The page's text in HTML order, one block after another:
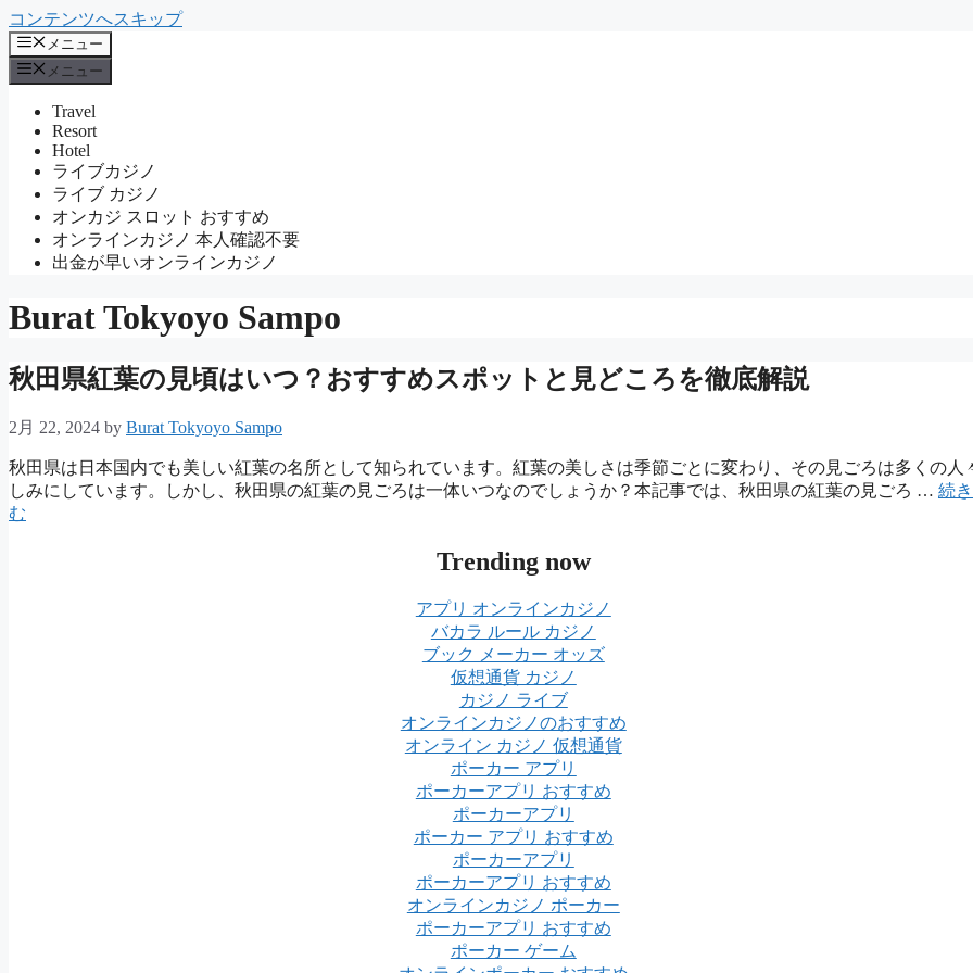
コンテンツへスキップ
メニュー
メニュー
Travel
Resort
Hotel
ライブカジノ
ライブ カジノ
オンカジ スロット おすすめ
オンラインカジノ 本人確認不要
出金が早いオンラインカジノ
Burat Tokyoyo Sampo
秋田県紅葉の見頃はいつ？おすすめスポットと見どころを徹底解説
2月 22, 2024 by Burat Tokyoyo Sampo
秋田県は日本国内でも美しい紅葉の名所として知られています。紅葉の美しさは季節ごとに変わり、その見ごろは多くの人
しみにしています。しかし、秋田県の紅葉の見ごろは一体いつなのでしょうか？本記事では、秋田県の紅葉の見ごろ … 続
む
Trending now
アプリ オンラインカジノ
バカラ ルール カジノ
ブック メーカー オッズ
仮想通貨 カジノ
カジノ ライブ
オンラインカジノのおすすめ
オンライン カジノ 仮想通貨
ポーカー アプリ
ポーカーアプリ おすすめ
ポーカーアプリ
ポーカー アプリ おすすめ
ポーカーアプリ
ポーカーアプリ おすすめ
オンラインカジノ ポーカー
ポーカーアプリ おすすめ
ポーカー ゲーム